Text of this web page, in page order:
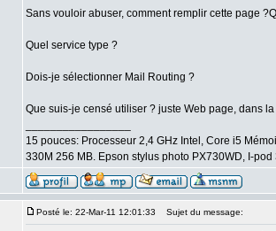
Sans vouloir abuser, comment remplir cette page
Quel service type ?
Dois-je sélectionner Mail Routing ?
Que suis-je censé utiliser ? juste Web page, dans
15 pouces: Processeur 2,4 GHz Intel, Core i5
330M 256 MB. Epson stylus photo PX730WD, I-
Posté le: 22-Mar-11 12:01:33 Sujet du message: